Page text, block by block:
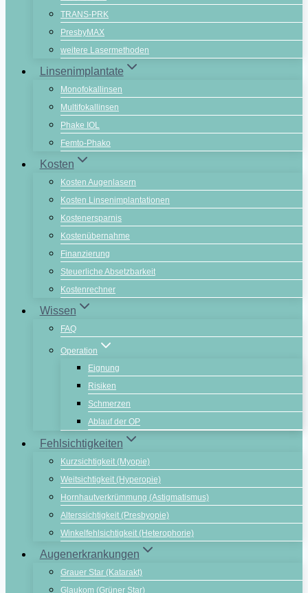
TRANS-PRK
PresbyMAX
weitere Lasermethoden
Linsenimplantate
Monofokallinsen
Multifokallinsen
Phake IOL
Femto-Phako
Kosten
Kosten Augenlasern
Kosten Linsenimplantationen
Kostenersparnis
Kostenübernahme
Finanzierung
Steuerliche Absetzbarkeit
Kostenrechner
Wissen
FAQ
Operation
Eignung
Risiken
Schmerzen
Ablauf der OP
Fehlsichtigkeiten
Kurzsichtigkeit (Myopie)
Weitsichtigkeit (Hyperopie)
Hornhautverkrümmung (Astigmatismus)
Alterssichtigkeit (Presbyopie)
Winkelfehlsichtigkeit (Heterophorie)
Augenerkrankungen
Grauer Star (Katarakt)
Glaukom (Grüner Star)